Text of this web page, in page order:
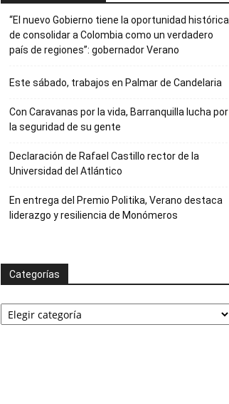
“El nuevo Gobierno tiene la oportunidad histórica
de consolidar a Colombia como un verdadero
país de regiones”: gobernador Verano
Este sábado, trabajos en Palmar de Candelaria
Con Caravanas por la vida, Barranquilla lucha por
la seguridad de su gente
Declaración de Rafael Castillo rector de la
Universidad del Atlántico
En entrega del Premio Politika, Verano destaca
liderazgo y resiliencia de Monómeros
Categorías
Categorías